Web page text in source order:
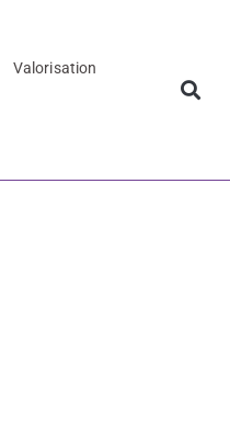
Valorisation